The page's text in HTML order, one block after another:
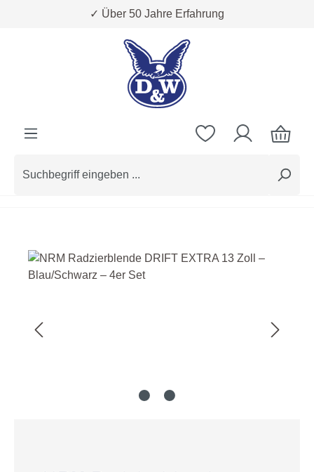
Zum Hauptinhalt springen✓ Über 50 Jahre Erfahrung
Bildergalerie überspringen